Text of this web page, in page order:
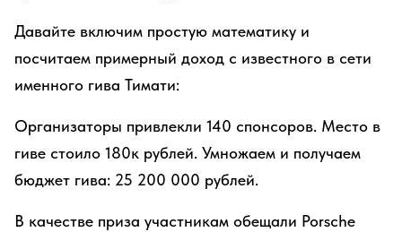
Давайте включим простую математику и
посчитаем примерный доход с известного в сети
именного гива Тимати:
Организаторы привлекли 140 спонсоров. Место в
гиве стоило 180к рублей. Умножаем и получаем
бюджет гива: 25 200 000 рублей.
В качестве приза участникам обещали Porsche